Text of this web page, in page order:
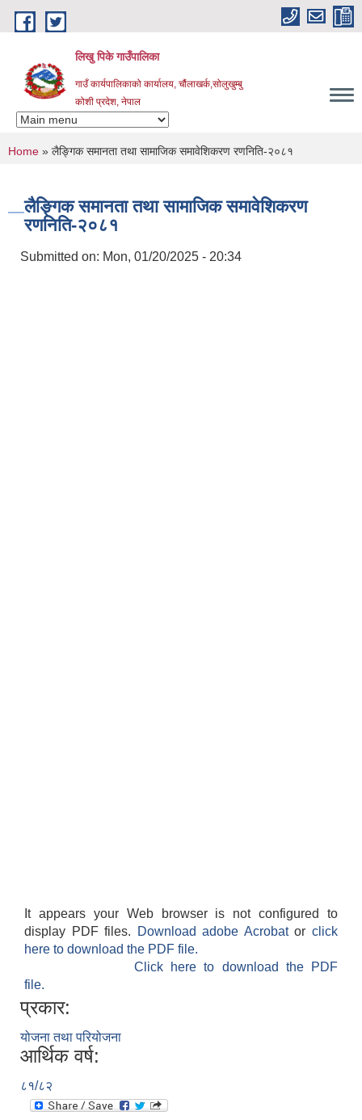
Skip to main content
लिखु पिके गाउँपालिका
गाउँ कार्यपालिकाको कार्यालय, चौंलाखर्क,सोलुखुम्बु
कोशी प्रदेश, नेपाल
You are here
Home » लैङ्‍गिक समानता तथा सामाजिक समावेशिकरण रणनिति-२०८१
लैङ्‍गिक समानता तथा सामाजिक समावेशिकरण
रणनिति-२०८१
Submitted on: Mon, 01/20/2025 - 20:34
It appears your Web browser is not configured to
display PDF files.
Download adobe Acrobatorclick
here to download the PDF file.
Click here to download the PDF
file.
प्रकार:
योजना तथा परियोजना
आर्थिक वर्ष:
८१/८२